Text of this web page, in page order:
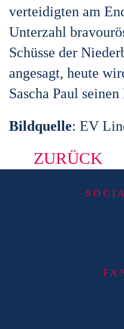
verteidigten am
Unterzahl
Schüsse der
angesagt, heute
Sascha Paul
Bildquelle: EV
ZURÜCK